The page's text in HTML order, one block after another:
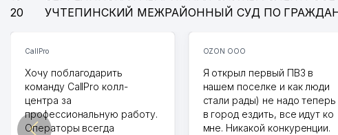
20
УЧТЕПИНСКИЙ МЕЖРАЙОННЫЙ СУД ПО
CallPro
Хочу поблагодарить
команду CallPro колл-
центра за
профессиональную работу.
Операторы всегда
OZON ООО
Я открыл первый ПВЗ в
нашем поселке и как люди
стали рады) не надо теперь
в город ездить, все идут ко
мне. Никакой конкуренции.